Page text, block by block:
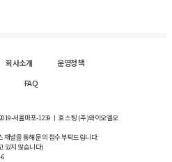
회사소개
운영정책
FAQ
서울마포-1239 ㅣ 호스팅 (주)와이오엘오
널을 통해 문의 접수 부탁드립니다.
있지 않습니다)